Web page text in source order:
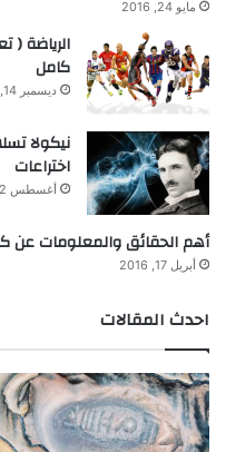
مايو 24, 2016
الرياضة (
كامل
ديسمبر 14, 2015
اختراعات
أغسطس 12, 2018
أهم الحقائق والمعلومات عن
أبريل 17, 2016
احدث المقالات